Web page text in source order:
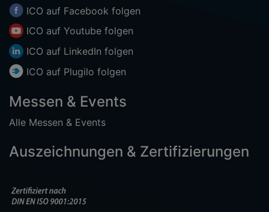
ICO auf Facebook folgen
ICO auf Youtube folgen
ICO auf LinkedIn folgen
ICO auf Plugilo folgen
Messen & Events
Alle Messen & Events
Auszeichnungen & Zertifizierungen